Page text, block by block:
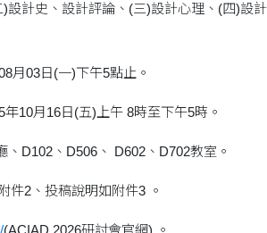
設計史、設計評論、(三)設計心理、(四)設
月03日(一)下午5點止。
10月16日(五)上午 8時至下午5時。
D102、D506、 D602、D702教室。
件2、投稿說明如附件3 。
(ACIAD 2026研討會官網) 。